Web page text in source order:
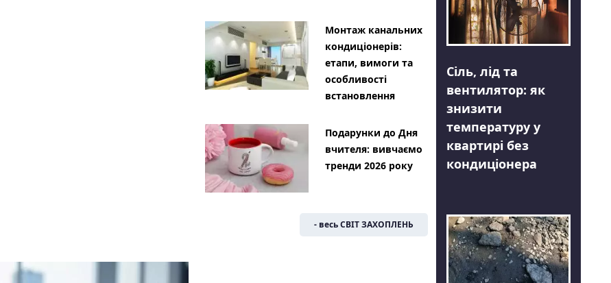
Монтаж канальних
кондиціонерів:
етапи, вимоги та
особливості
встановлення
Подарунки до Дня
вчителя: вивчаємо
тренди 2026 року
- весь СВІТ ЗАХОПЛЕНЬ
Сіль, лід та
вентилятор: як
знизити
температуру у
квартирі без
кондиціонера